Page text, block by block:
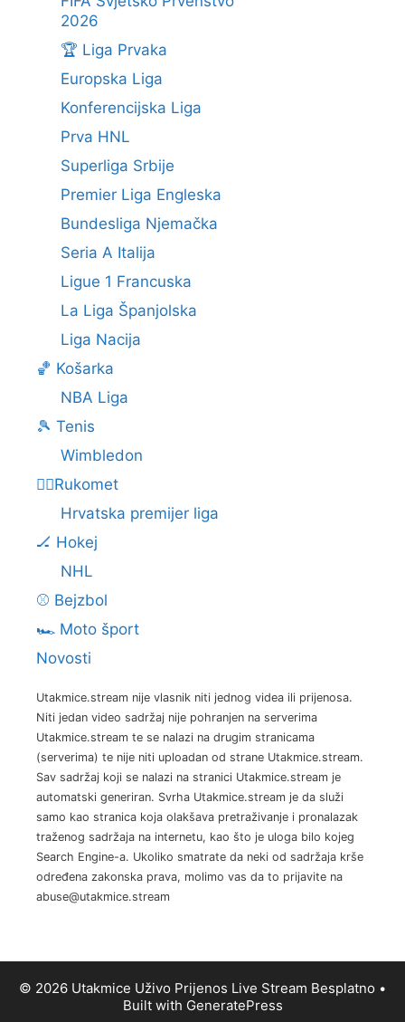
2026
🏆 Liga Prvaka
Europska Liga
Konferencijska Liga
Prva HNL
Superliga Srbije
Premier Liga Engleska
Bundesliga Njemačka
Seria A Italija
Ligue 1 Francuska
La Liga Španjolska
Liga Nacija
🏀 Košarka
NBA Liga
🎾 Tenis
Wimbledon
🤾‍♂️Rukomet
Hrvatska premijer liga
🏒 Hokej
NHL
⚾ Bejzbol
🏎️ Moto šport
Novosti
Utakmice.stream nije vlasnik niti jednog videa ili prijenosa.
Niti jedan video sadržaj nije pohranjen na serverima
Utakmice.stream te se nalazi na drugim stranicama
(serverima) te nije niti uploadan od strane Utakmice.stream.
Sav sadržaj koji se nalazi na stranici Utakmice.stream je
automatski generiran. Svrha Utakmice.stream je da služi
samo kao stranica koja olakšava pretraživanje i pronalazak
traženog sadržaja na internetu, kao što je uloga bilo kojeg
Search Engine-a. Ukoliko smatrate da neki od sadržaja krše
određena zakonska prava, molimo vas da to prijavite na
abuse@utakmice.stream
© 2026 Utakmice Uživo Prijenos Live Stream Besplatno •
Built with GeneratePress